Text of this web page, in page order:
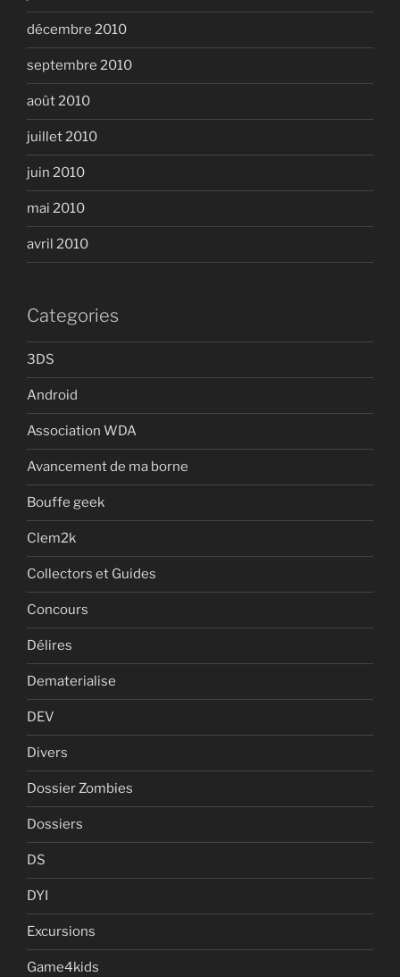
décembre 2010
septembre 2010
août 2010
juillet 2010
juin 2010
mai 2010
avril 2010
Categories
3DS
Android
Association WDA
Avancement de ma borne
Bouffe geek
Clem2k
Collectors et Guides
Concours
Délires
Dematerialise
DEV
Divers
Dossier Zombies
Dossiers
DS
DYI
Excursions
Game4kids